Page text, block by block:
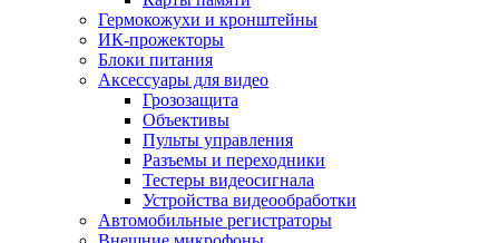
Гермокожухи и кронштейны
ИК-прожекторы
Блоки питания
Аксессуары для видео
Грозозащита
Объективы
Пульты управления
Разъемы и переходники
Тестеры видеосигнала
Устройства видеообработки
Автомобильные регистраторы